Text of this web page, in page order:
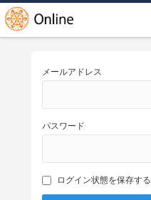
メールアドレス
パスワード
ログイン状態を保存する